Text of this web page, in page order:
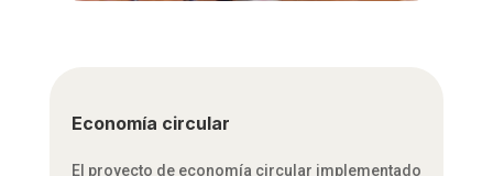
Economía circular
El proyecto de economía circular implementado